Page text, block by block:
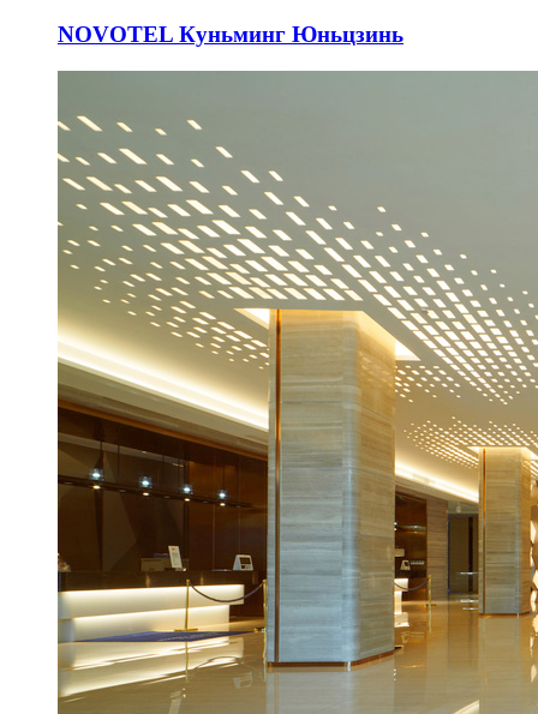
NOVOTEL Куньминг Юньцзинь